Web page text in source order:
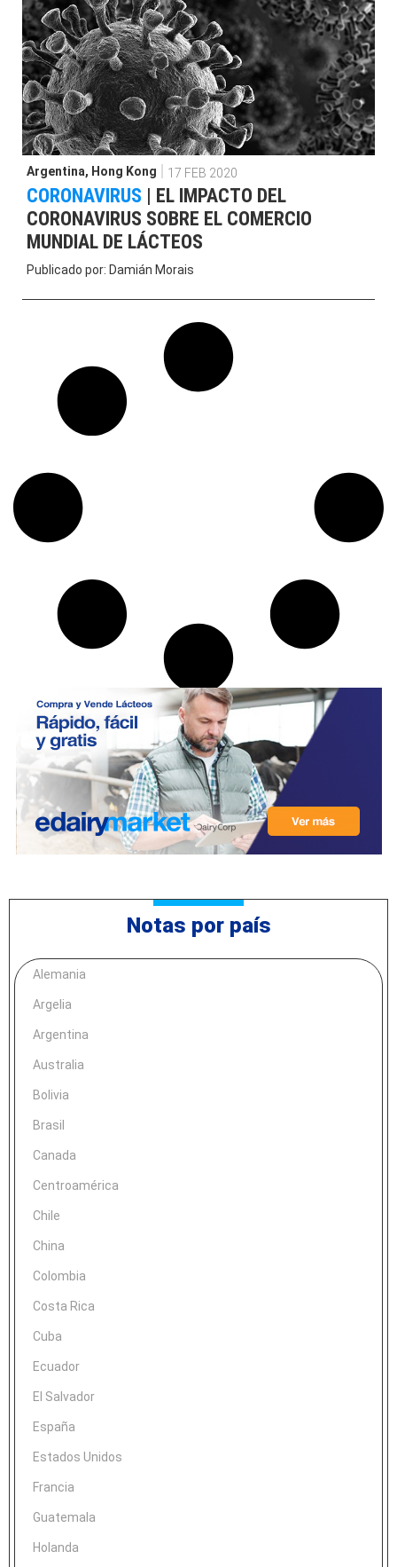
Argentina, Hong Kong 17 FEB 2020
CORONAVIRUS | EL IMPACTO DEL
CORONAVIRUS SOBRE EL COMERCIO
MUNDIAL DE LÁCTEOS
Publicado por: Damián Morais
Notas por país
Alemania
Argelia
Argentina
Australia
Bolivia
Brasil
Canada
Centroamérica
Chile
China
Colombia
Costa Rica
Cuba
Ecuador
El Salvador
España
Estados Unidos
Francia
Guatemala
Holanda